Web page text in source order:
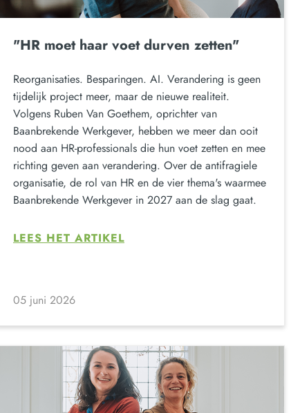
"HR moet haar voet durven zetten"
Reorganisaties. Besparingen. AI. Verandering is geen
tijdelijk project meer, maar de nieuwe realiteit.
Volgens Ruben Van Goethem, oprichter van
Baanbrekende Werkgever, hebben we meer dan ooit
nood aan HR-professionals die hun voet zetten en mee
richting geven aan verandering. Over de antifragiele
organisatie, de rol van HR en de vier thema's waarmee
Baanbrekende Werkgever in 2027 aan de slag gaat.
LEES HET ARTIKEL
05 juni 2026